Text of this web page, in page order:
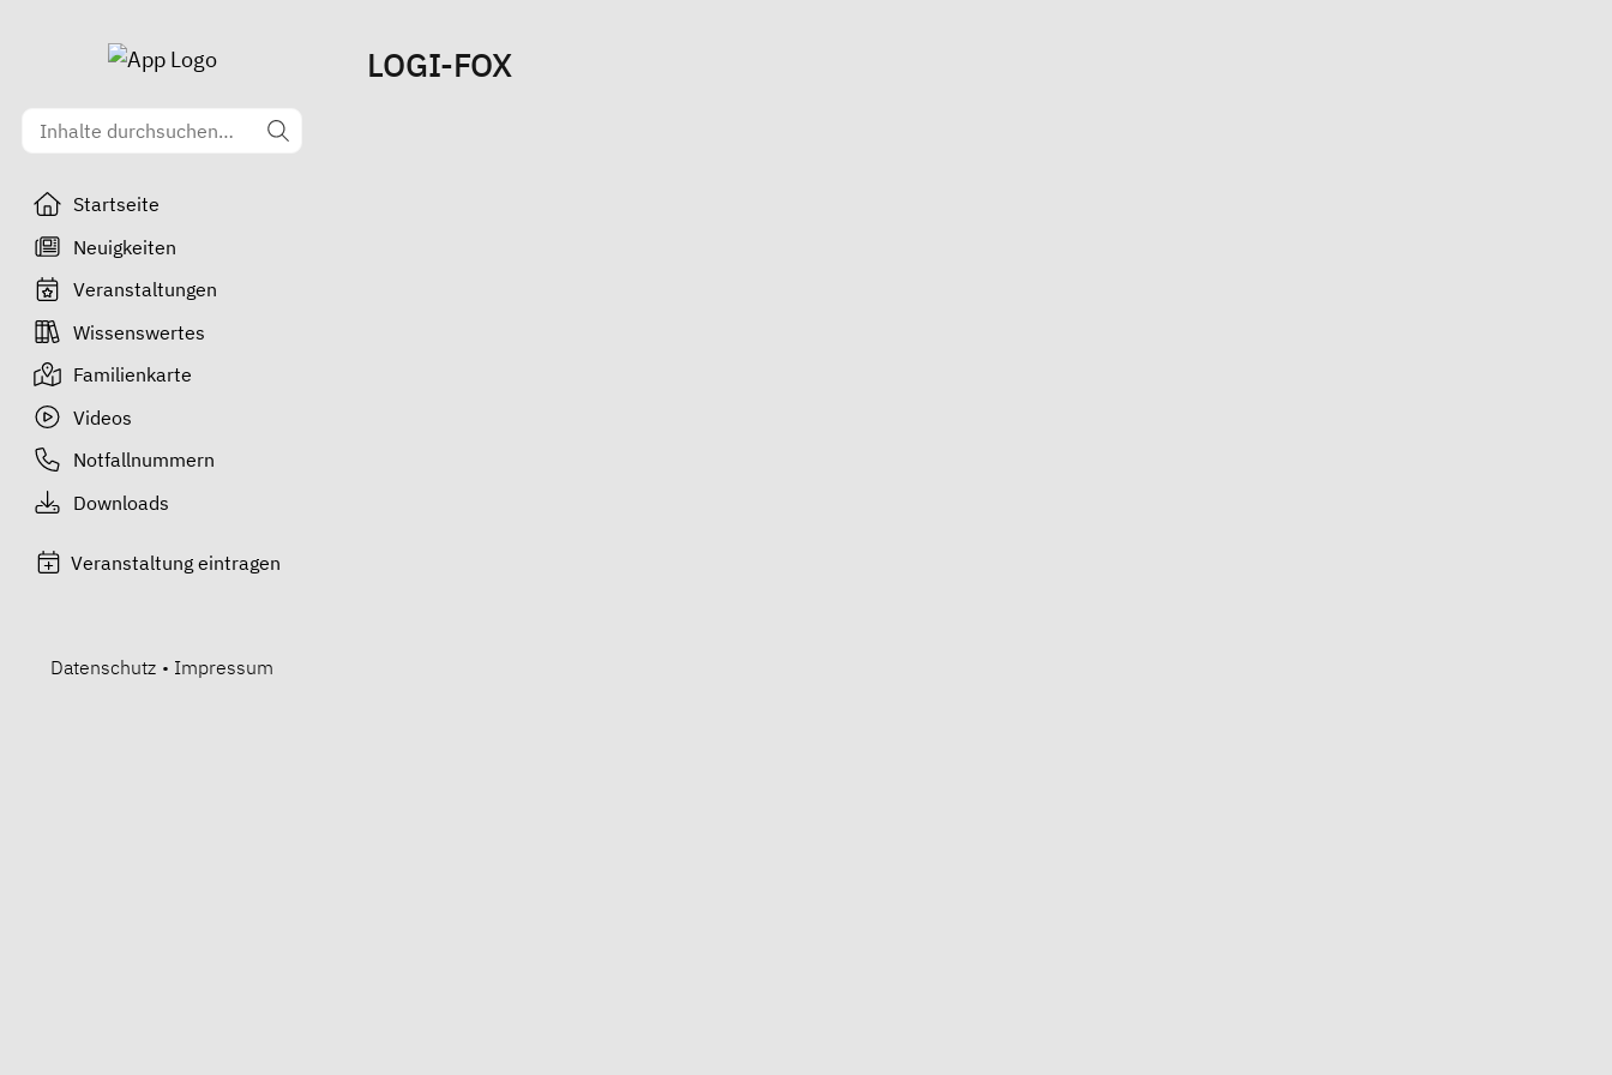
Startseite
Neuigkeiten
Veranstaltungen
Wissenswertes
Familienkarte
Videos
Notfallnummern
Downloads
Veranstaltung eintragen
Datenschutz • Impressum
LOGI-FOX